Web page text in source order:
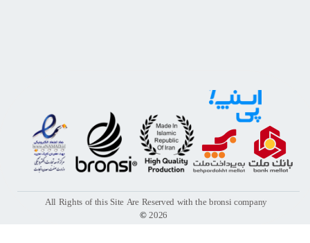
All Rights of this Site Are Reserved with the bronsi company
©